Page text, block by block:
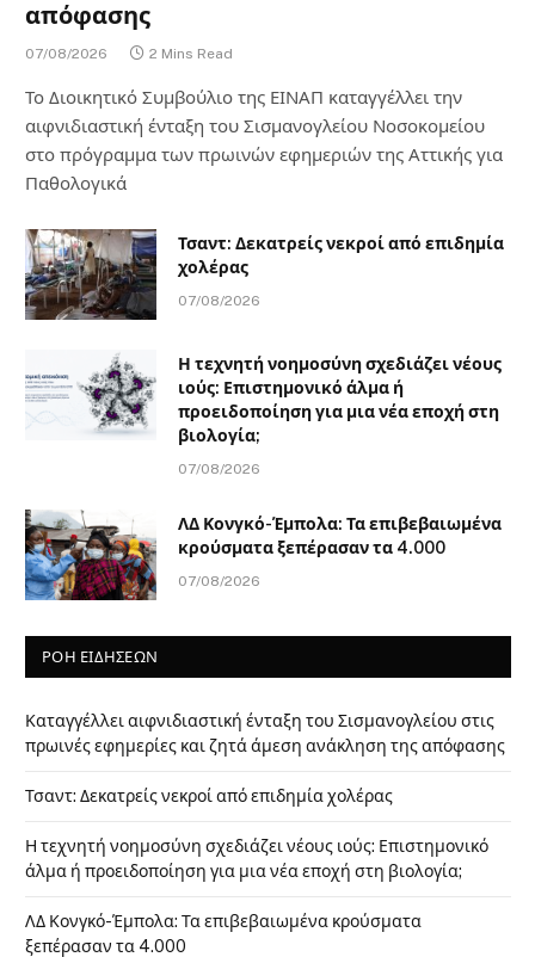
απόφασης
07/08/2026 2 Mins Read
Το Διοικητικό Συμβούλιο της ΕΙΝΑΠ καταγγέλλει την
αιφνιδιαστική ένταξη του Σισμανογλείου Νοσοκομείου
στο πρόγραμμα των πρωινών εφημεριών της Αττικής για
Παθολογικά
Τσαντ: Δεκατρείς νεκροί από επιδημία
χολέρας
07/08/2026
Η τεχνητή νοημοσύνη σχεδιάζει νέους
ιούς: Επιστημονικό άλμα ή
προειδοποίηση για μια νέα εποχή στη
βιολογία;
07/08/2026
ΛΔ Κονγκό-Έμπολα: Τα επιβεβαιωμένα
κρούσματα ξεπέρασαν τα 4.000
07/08/2026
ΡΟΗ ΕΙΔΗΣΕΩΝ
Καταγγέλλει αιφνιδιαστική ένταξη του Σισμανογλείου στις
πρωινές εφημερίες και ζητά άμεση ανάκληση της απόφασης
Τσαντ: Δεκατρείς νεκροί από επιδημία χολέρας
Η τεχνητή νοημοσύνη σχεδιάζει νέους ιούς: Επιστημονικό
άλμα ή προειδοποίηση για μια νέα εποχή στη βιολογία;
ΛΔ Κονγκό-Έμπολα: Τα επιβεβαιωμένα κρούσματα
ξεπέρασαν τα 4.000